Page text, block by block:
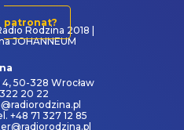
patronat?
Rodzina 2018 |
JOHANNEUM
50-328 Wrocław
20 22
+48 71 327 12 85